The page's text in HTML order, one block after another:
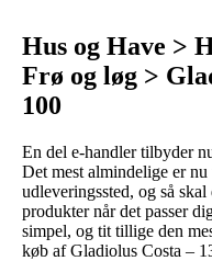
Hus og Have >
Frø og løg >
100
En del e-handler tilbyder
Det mest almindelige er
udleveringssted, og så
produkter når det passer
simpel, og tit tillige den
køb af Gladiolus Costa –